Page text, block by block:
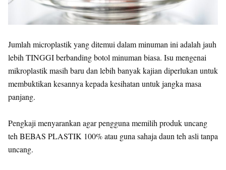
Jumlah microplastik yang ditemui dalam minuman ini adalah jauh
lebih TINGGI berbanding botol minuman biasa. Isu mengenai
mikroplastik masih baru dan lebih banyak kajian diperlukan untuk
membuktikan kesannya kepada kesihatan untuk jangka masa
panjang.
Pengkaji menyarankan agar pengguna memilih produk uncang
teh BEBAS PLASTIK 100% atau guna sahaja daun teh asli tanpa
uncang.